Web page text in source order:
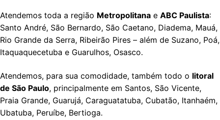
Atendemos toda a região Metropolitana e ABC Paulista:
Santo André, São Bernardo, São Caetano, Diadema, Mauá,
Rio Grande da Serra, Ribeirão Pires – além de Suzano, Poá,
Itaquaquecetuba e Guarulhos, Osasco.
Atendemos, para sua comodidade, também todo o litoral
de São Paulo, principalmente em Santos, São Vicente,
Praia Grande, Guarujá, Caraguatatuba, Cubatão, Itanhaém,
Ubatuba, Peruíbe, Bertioga.